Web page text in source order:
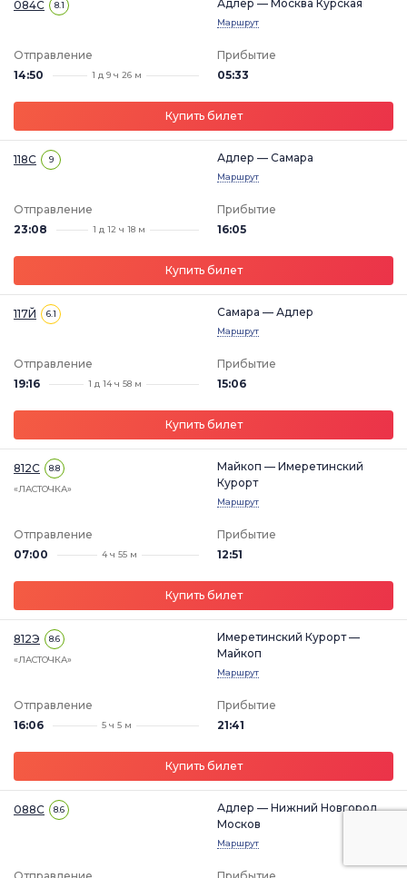
084С 8.1 Адлер — Москва Курская
Маршрут
Отправление
14:50
1 д 9 ч 26 м
Прибытие
05:33
Купить билет
118С 9 Адлер — Самара
Маршрут
Отправление
23:08
1 д 12 ч 18 м
Прибытие
16:05
Купить билет
117Й 6.1 Самара — Адлер
Маршрут
Отправление
19:16
1 д 14 ч 58 м
Прибытие
15:06
Купить билет
812С 8.8
«ЛАСТОЧКА»
Майкоп — Имеретинский
Курорт
Маршрут
Отправление
07:00
4 ч 55 м
Прибытие
12:51
Купить билет
812Э 8.6
«ЛАСТОЧКА»
Имеретинский Курорт —
Майкоп
Маршрут
Отправление
16:06
5 ч 5 м
Прибытие
21:41
Купить билет
088С 8.6
Адлер — Нижний Новгород
Москов
Маршрут